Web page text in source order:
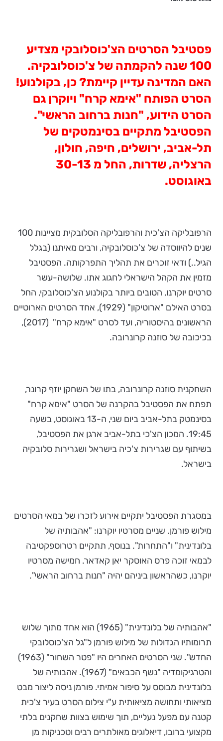
פסטיבל הסרטים הצ'כוסלובקי מצדיע
100 שנה להקמתה של צ'כוסלובקיה.
האם המדינה עדיין קיימת? כן, בקולנוע!
הסרט הפותח "אימא קרח" ויוקרן גם
הסרט הידוע, "חנות ברחוב הראשי".
הפסטיבל מתקיים בסינמטקים של
תל-אביב, ירושלים, חיפה, חולון,
הרצליה, שדרות, החל מ 30-13
באוגוסט.
הרפובליקה הצ'כית והרפובליקה הסלובקית מציינות 100
שנים להיווסדה של צ'כוסלובקיה, ורבים מאיתנו (בגלל
הגיל..) ודאי זוכרים את תהליך התפרקותה. הפסטיבל
מזמין את הקהל הישראלי לחגוג אתו. שלושה-עשר
סרטים יוקרנו, הטובים ביותר בקולנוע הצ'כוסלובקי, החל
בסרט האילם "ארוטיקון" (1929), אחד הסרטים הארוטיים
הראשונים בהיסטוריה, ועד לסרט "אימא קרח" (2017),
בכיכובה של סוזנה קרונרובה.
השחקנית סוזנה קרונרובה, בתו של השחקן יוזף קרונר,
תפתח את הפסטיבל בהקרנה של הסרט "אימא קרח"
בסינמטק בתל-אביב ביום שני, ה-13 באוגוסט, בשעה
19:45. המכון הצ'כי בתל-אביב ארגן את הפסטיבל,
בשיתוף עם שגרירות צ'כיה בישראל ושגרירות סלובקיה
בישראל.
במסגרת הפסטיבל יתקיים אירוע לזכרו של במאי הסרטים
מילוש פורמן. שניים מסרטיו יוקרנו: "אהבותיה של
בלונדינית" ו"התחרות". בנוסף, תתקיים רטרוספקטיבה
לבמאי זוכה פרס האוסקר יאן קאדאר. חמישה מסרטיו
יוקרנו, כשהראשון ביניהם יהיה "חנות ברחוב הראשי".
"אהבותיה של בלונדינית" (1965) הוא אחד מתוך שלוש
תרומותיו הגדולות של מילוש פורמן ל"גל הצ'כוסלובקי
החדש". שני הסרטים האחרים היו "פטר השחור" (1963)
והטרגיקומדיה "נשף הכבאים" (1967). אהבותיה של
בלונדינית מבוסס על סיפור אמיתי. פורמן ניסה ליצור מבט
מציאותי ותחושה מציאותית ע"י צילום הסרט בעיר צ'כית
קטנה עם מפעל נעליים, תוך שימוש בצוות שחקנים בלתי
מקצועי ברובו, דיאלוגים מאולתרים רבים וטכניקות מן